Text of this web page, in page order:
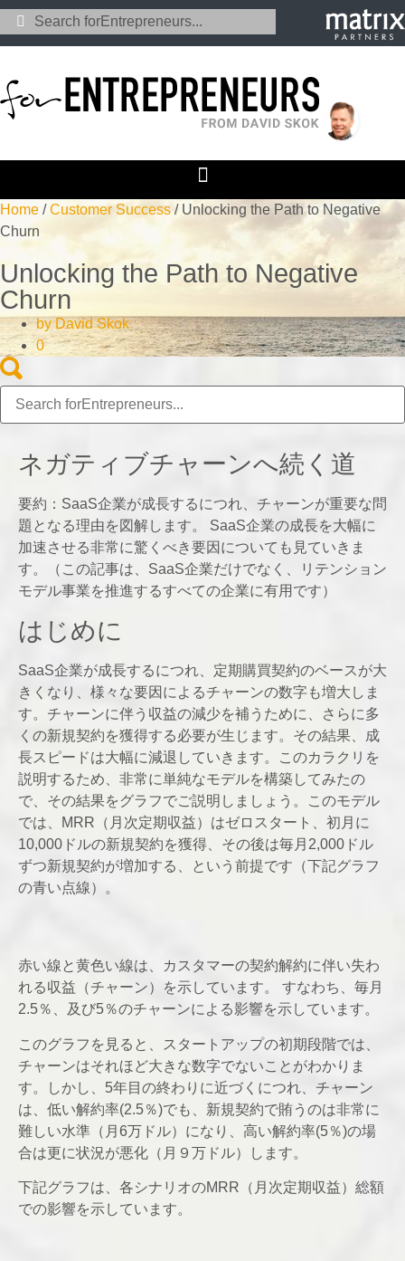
Home /Customer Success / Unlocking the Path to Negative
Churn
Unlocking the Path to Negative
Churn
byDavid Skok
0
ネガティブチャーンへ続く道
要約：SaaS企業が成長するにつれ、チャーンが重要な問
題となる理由を図解します。 SaaS企業の成長を大幅に
加速させる非常に驚くべき要因についても見ていきま
す。（この記事は、SaaS企業だけでなく、リテンション
モデル事業を推進するすべての企業に有用です）
はじめに
SaaS企業が成長するにつれ、定期購買契約のベースが大
きくなり、様々な要因によるチャーンの数字も増大しま
す。チャーンに伴う収益の減少を補うために、さらに多
くの新規契約を獲得する必要が生じます。その結果、成
長スピードは大幅に減退していきます。このカラクリを
説明するため、非常に単純なモデルを構築してみたの
で、その結果をグラフでご説明しましょう。このモデル
では、MRR（月次定期収益）はゼロスタート、初月に
10,000ドルの新規契約を獲得、その後は毎月2,000ドル
ずつ新規契約が増加する、という前提です（下記グラフ
の青い点線）。
赤い線と黄色い線は、カスタマーの契約解約に伴い失わ
れる収益（チャーン）を示しています。 すなわち、毎月
2.5％、及び5％のチャーンによる影響を示しています。
このグラフを見ると、スタートアップの初期段階では、
チャーンはそれほど大きな数字でないことがわかりま
す。しかし、5年目の終わりに近づくにつれ、チャーン
は、低い解約率(2.5％)でも、新規契約で賄うのは非常に
難しい水準（月6万ドル）になり、高い解約率(5％)の場
合は更に状況が悪化（月９万ドル）します。
下記グラフは、各シナリオのMRR（月次定期収益）総額
での影響を示しています。